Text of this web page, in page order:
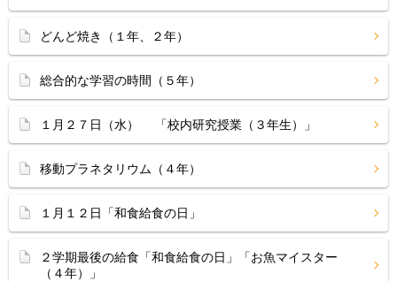
どんど焼き（１年、２年）
総合的な学習の時間（５年）
１月２７日（水） 「校内研究授業（３年生）」
移動プラネタリウム（４年）
１月１２日「和食給食の日」
２学期最後の給食「和食給食の日」「お魚マイスター
（４年）」